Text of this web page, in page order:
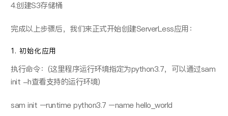
4.创建S3存储桶
完成以上步骤后，我们来正式开始创建ServerLess应用：
1. 初始化应用
执⾏命令：(这⾥程序运⾏环境指定为python3.7，可以通过sam
init -h查看⽀持的运⾏环境)
sam init –runtime python3.7 –name hello_world